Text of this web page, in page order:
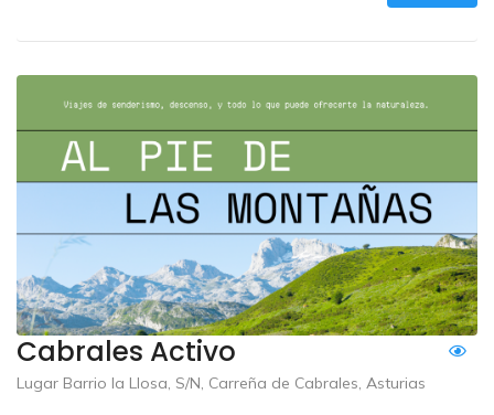
Cabrales Activo
Lugar Barrio la Llosa, S/N, Carreña de Cabrales, Asturias